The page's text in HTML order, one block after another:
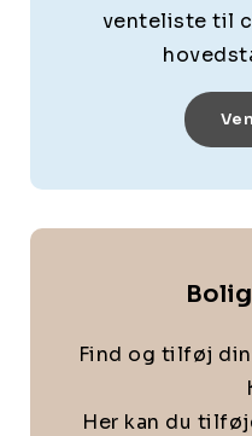
venteliste til
Find og tilføj
Her kan du